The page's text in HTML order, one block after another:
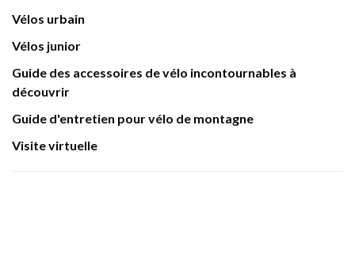
Vélos urbain
Vélos junior
Guide des accessoires de vélo incontournables à
découvrir
Guide d'entretien pour vélo de montagne
Visite virtuelle